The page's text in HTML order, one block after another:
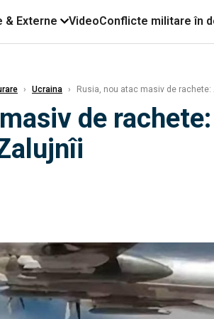
& Externe VideoConflicte militare în
› Ucraina › Rusia, nou atac masiv de
de